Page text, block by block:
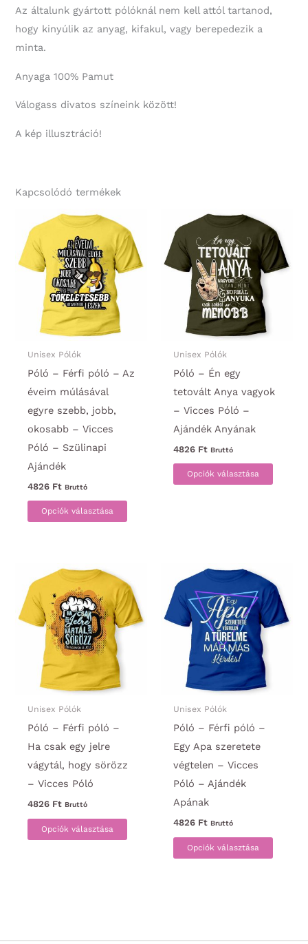
Az általunk gyártott pólóknál nem kell attól tartanod,
hogy kinyúlik az anyag, kifakul, vagy berepedezik a
minta.
Anyaga 100% Pamut
Válogass divatos színeink között!
A kép illusztráció!
Kapcsolódó termékek
Unisex Pólók
Póló – Férfi póló – Az
éveim múlásával
egyre szebb, jobb,
okosabb – Vicces
Póló – Szülinapi
Ajándék
4826 Ft Bruttó
Opciók választása
Ennek
a
variációja
van.
A
termékoldalon
választhatók
Unisex Pólók
Póló – Én egy
tetovált Anya vagyok
– Vicces Póló –
Ajándék Anyának
4826 Ft Bruttó
Opciók választása
Ennek
a
A
a
Unisex Pólók
Póló – Férfi póló –
Ha csak egy jelre
vágytál, hogy sörözz
– Vicces Póló
4826 Ft Bruttó
Opciók választása
Ennek
a
terméknek
Unisex Pólók
Póló – Férfi póló –
Egy Apa szeretete
végtelen – Vicces
Póló – Ajándék
Apának
4826 Ft Bruttó
Opciók választása
Ennek
a